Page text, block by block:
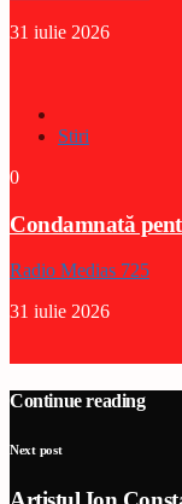
31 iulie 2026
Stiri
0
Condamnată
Radio Medias 725
31 iulie 2026
Continue reading
Next post